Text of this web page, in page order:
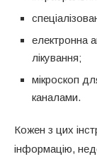
електронна
лікування;
мікроскоп
каналами.
Кожен з цих
інформацію,